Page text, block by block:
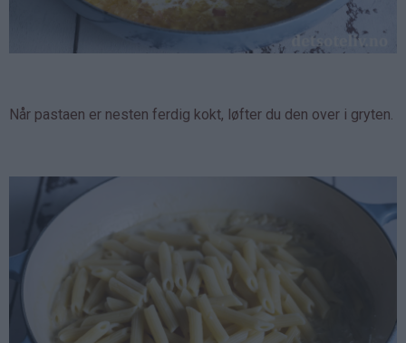
Når pastaen er nesten ferdig kokt, løfter du den over i gryten.